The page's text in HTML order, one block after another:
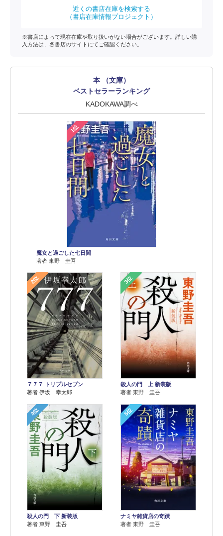
近くの書店在庫を検索する
（書店在庫情報プロジェクト）
※書店によって現在在庫や取り扱いがない場合がございます。詳しい購
入方法は、各書店のサイトにてご確認ください。
本 （文庫）
ベストセラーランキング
KADOKAWA調べ
1位
魔女と過ごした七日間
著者 東野 圭吾
2位
７７７ トリプルセブン
著者 伊坂 幸太郎
3位
殺人の門 上 新装版
著者 東野 圭吾
4位
殺人の門 下 新装版
著者 東野 圭吾
5位
ナミヤ雑貨店の奇蹟
著者 東野 圭吾